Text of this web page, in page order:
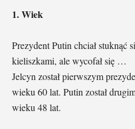
1. Wiek
Prezydent Putin chciał stuknąć
kieliszkami, ale wycofał się …
Jelcyn został pierwszym
wieku 60 lat. Putin został
wieku 48 lat.